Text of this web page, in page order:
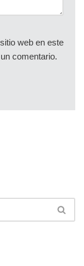
web en este
comentario.